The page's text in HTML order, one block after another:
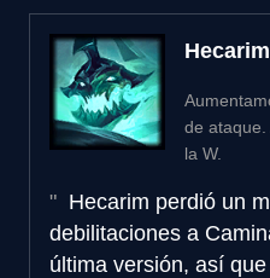
Hecarim
de
la W.
Hecarim perdió un
debilitaciones a
última versión, así